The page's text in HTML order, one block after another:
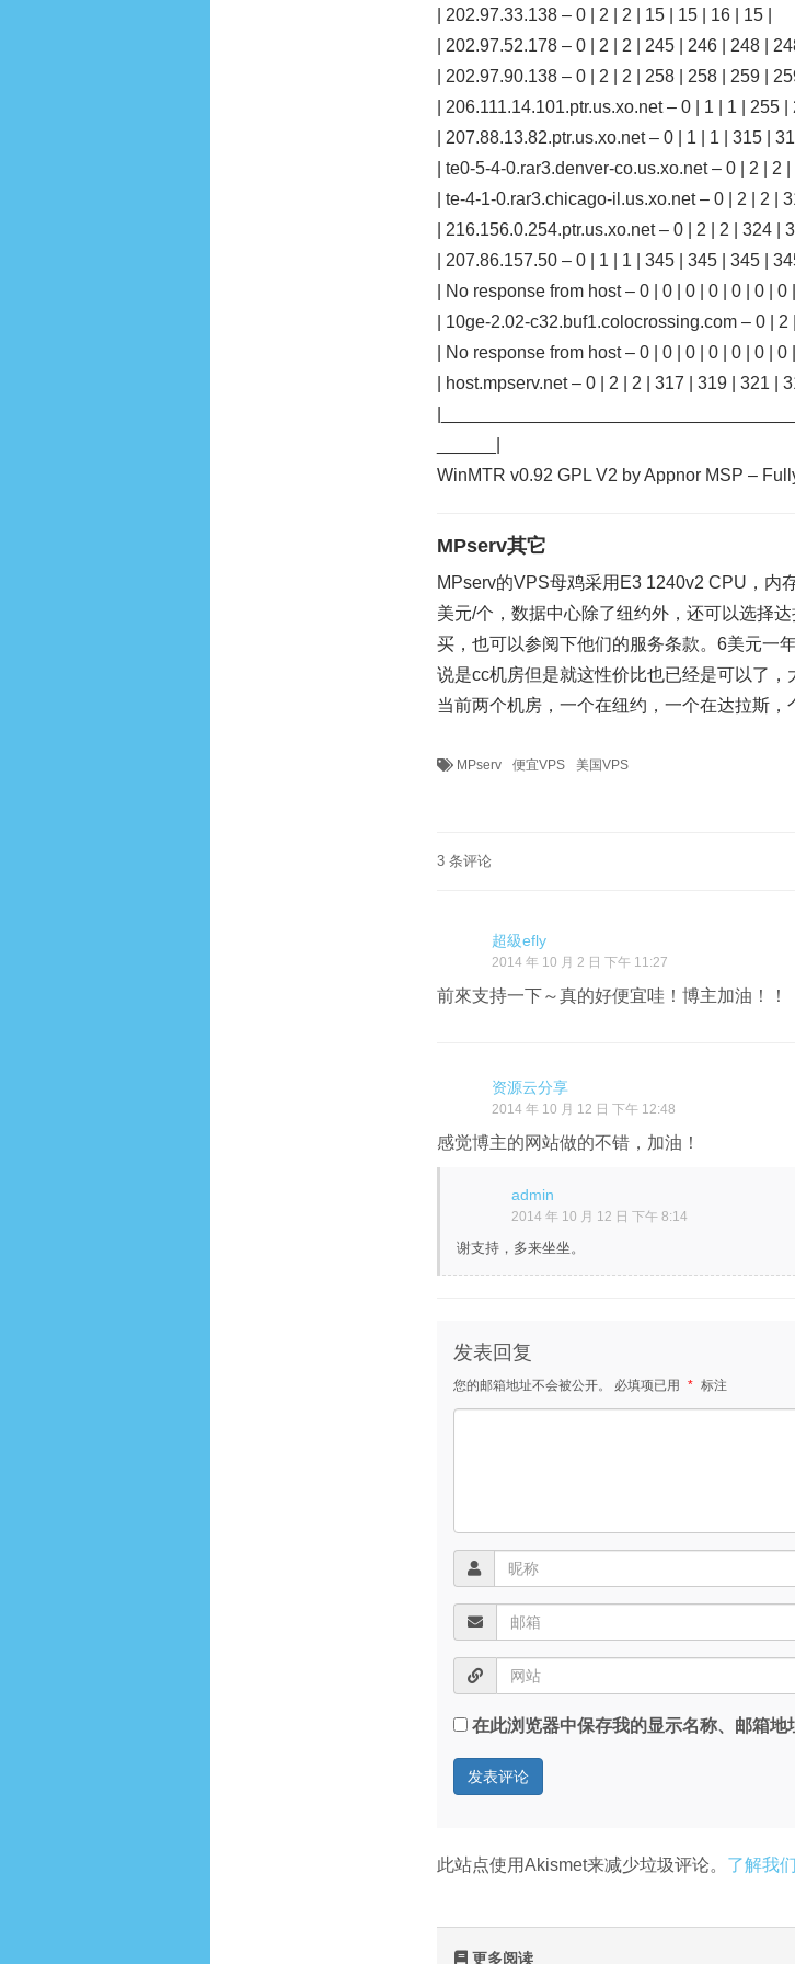
| 202.97.33.138 – 0 | 2 | 2 | 15 | 15 | 16 | 15 |
| 202.97.52.178 – 0 | 2 | 2 | 245 | 246 | 248 |
| 202.97.90.138 – 0 | 2 | 2 | 258 | 258 | 259 |
| 206.111.14.101.ptr.us.xo.net – 0 | 1 | 1 | 255 |
| 207.88.13.82.ptr.us.xo.net – 0 | 1 | 1 | 315 |
| te0-5-4-0.rar3.denver-co.us.xo.net – 0 | 2 | 2 |
| te-4-1-0.rar3.chicago-il.us.xo.net – 0 | 2 | 2 |
| 216.156.0.254.ptr.us.xo.net – 0 | 2 | 2 | 324 |
| 207.86.157.50 – 0 | 1 | 1 | 345 | 345 | 345 |
| No response from host – 0 | 0 | 0 | 0 | 0 | 0 | 0 |
| 10ge-2.02-c32.buf1.colocrossing.com – 0 | 2
| No response from host – 0 | 0 | 0 | 0 | 0 | 0 | 0 |
| host.mpserv.net – 0 | 2 | 2 | 317 | 319 | 321 |
WinMTR v0.92 GPL V2 by Appnor MSP –
MPserv其它
MPserv的VPS母鸡采用E3 1240v2 CPU，内
美元/个，数据中心除了纽约外，还可以选择
买，也可以参阅下他们的服务条款。6美元一
说是cc机房但是就这性价比也已经是可以了
当前两个机房，一个在纽约，一个在达拉斯，
MPserv 便宜VPS 美国VPS
3 条评论
超級efly
2014 年 10 月 2 日 下午 11:27
前來支持一下～真的好便宜哇！博主加油！！
资源云分享
2014 年 10 月 12 日 下午 12:48
感觉博主的网站做的不错，加油！
admin
2014 年 10 月 12 日 下午 8:14
谢支持，多来坐坐。
发表回复
您的邮箱地址不会被公开。 必填项已用 * 标注
在此浏览器中保存我的显示名称、邮箱地
此站点使用Akismet来减少垃圾评论。 了解我
更多阅读